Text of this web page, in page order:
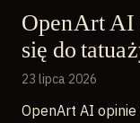
OpenArt AI
się do
23 lipca 2026
OpenArt AI